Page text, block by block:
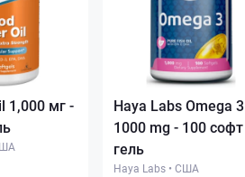
1,000 мг -
Haya Labs Omega 3
1000 mg - 100 софт
гель
Haya Labs • США